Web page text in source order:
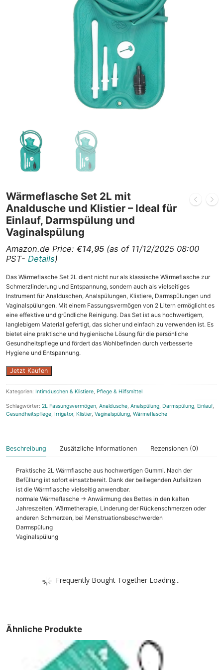
Wärmeflasche Set 2L mit
Analdusche und Klistier – Ideal für
Einlauf, Darmspülung und
Vaginalspülung
Amazon.de Price: €14,95 (as of 11/12/2025 08:00
PST- Details)
Das Wärmeflasche Set 2L dient nicht nur als klassische Wärmeflasche zur
Schmerzlinderung und Entspannung, sondern auch als vielseitiges
Instrument für Analduschen, Analspülungen, Klistiere, Darmspülungen und
Vaginalspülungen. Mit einem Fassungsvermögen von 2 Litern ermöglicht es
eine effektive und gründliche Reinigung. Das Set ist aus hochwertigem,
langlebigem Material gefertigt, das sicher und einfach zu verwenden ist. Es
bietet eine praktische und hygienische Lösung für die persönliche
Gesundheitspflege und fördert das Wohlbefinden durch verbesserte
Hygiene und Entspannung.
Jetzt Kaufen
Kategorien: Intimduschen & Klistiere, Pflege & Hilfsmittel
Schlagwörter: 2L Fassungsvermögen, Analdusche, Analspülung, Darmspülung, Einlauf,
Gesundheitspflege, Irrigator, Klistier, Vaginalspülung, Wärmeflasche
Beschreibung Zusätzliche Informationen Rezensionen (0)
Praktische 2L Wärmflasche aus hochwertigen Gummi. Nach der
Befüllung ist sofort einsatzbereit. Dank der beiliegenden Aufsätzen
ist die Wärmflasche vielseitig anwendbar.
normale Wärmeflasche -> Anwärmung des Bettes in den kalten
Jahreszeiten, Wärmetherapie, Linderung der Rückenschmerzen oder
anderen Schmerzen, bei Menstruationsbeschwerden
Darmspülung
Vaginalspülung
Frequently Bought Together Loading...
Ähnliche Produkte